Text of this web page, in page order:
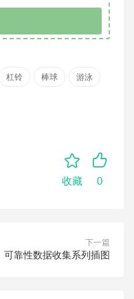
杠铃 棒球 游泳
收藏 0
下一篇
可靠性数据收集系列插图